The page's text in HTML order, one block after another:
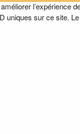
l’expérience
uniques sur ce site.